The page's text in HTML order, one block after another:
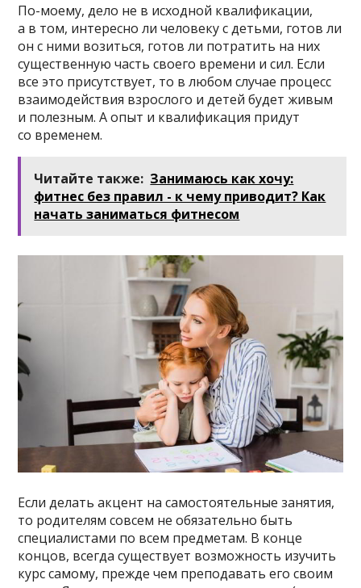
По-моему, дело не в исходной квалификации,
а в том, интересно ли человеку с детьми, готов ли
он с ними возиться, готов ли потратить на них
существенную часть своего времени и сил. Если
все это присутствует, то в любом случае процесс
взаимодействия взрослого и детей будет живым
и полезным. А опыт и квалификация придут
со временем.
Читайте также: Занимаюсь как хочу:
фитнес без правил - к чему приводит? Как
начать заниматься фитнесом
Если делать акцент на самостоятельные занятия,
то родителям совсем не обязательно быть
специалистами по всем предметам. В конце
концов, всегда существует возможность изучить
курс самому, прежде чем преподавать его своим